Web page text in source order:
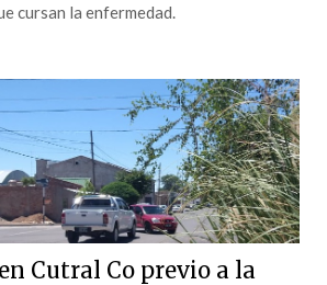
cursan la enfermedad.
Cutral Co previo a la